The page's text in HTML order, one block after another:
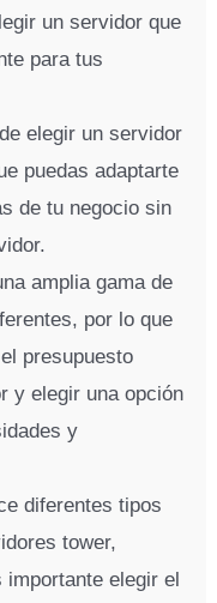
un servidor que
para tus
elegir un servidor
puedas adaptarte
de tu negocio sin
amplia gama de
por lo que
presupuesto
y elegir una opción
y
diferentes tipos
tower,
elegir el